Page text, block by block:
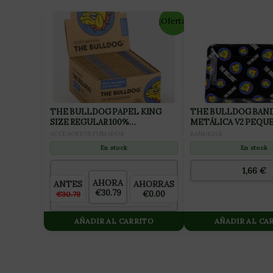
¡Oferta!
THE BULLDOG PAPEL KING
SIZE REGULAR 100%
En stock
ANTES
€30.79
AHORA
€30.79
AHORRAS
€0.00
AÑADIR AL CARRITO
THE BULLDOG
METÁLICA V2
En stock
1,66 €
AÑADIR AL